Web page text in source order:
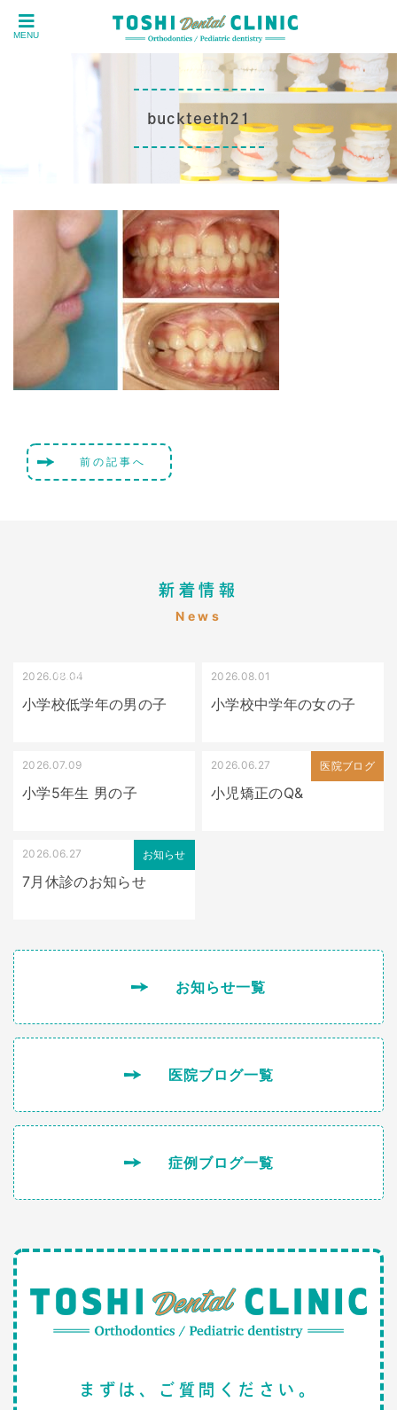
MENU
buckteeth21
前の記事へ
新着情報
News
受け口（しゃくれている）
2026.08.04
小学校低学年の男の子
2026.08.01
小学校中学年の女の子
2026.07.09
小学5年生 男の子
医院ブログ
2026.06.27
小児矯正のQ&
お知らせ
2026.06.27
7月休診のお知らせ
お知らせ一覧
医院ブログ一覧
症例ブログ一覧
まずは、ご質問ください。